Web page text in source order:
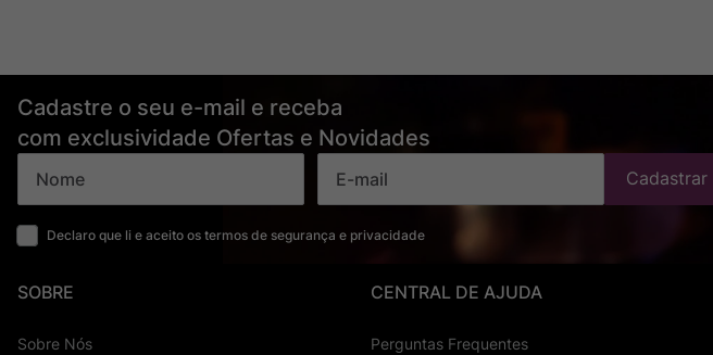
Cadastre o seu e-mail e receba
com exclusividade Ofertas e Novidades
Declaro que li e aceito os termos de segurança e privacidade
Cadastrar
SOBRE
Sobre Nós
CENTRAL DE AJUDA
Perguntas Frequentes